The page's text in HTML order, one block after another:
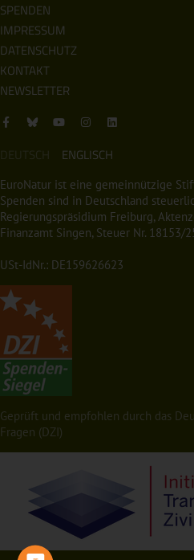
SPENDEN
IMPRESSUM
DATENSCHUTZ
KONTAKT
NEWSLETTER
DEUTSCH ENGLISCH
EuroNatur ist eine gemeinnützige
Spenden sind in Deutschland
Regierungspräsidium Freiburg,
Finanzamt Singen, Steuer Nr. 18153/
USt-IdNr.: DE159626623
Geprüft und empfohlen durch das
Fragen (DZI)